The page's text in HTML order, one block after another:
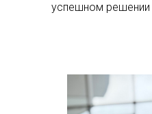
успешном решении